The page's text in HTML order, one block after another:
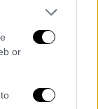
or